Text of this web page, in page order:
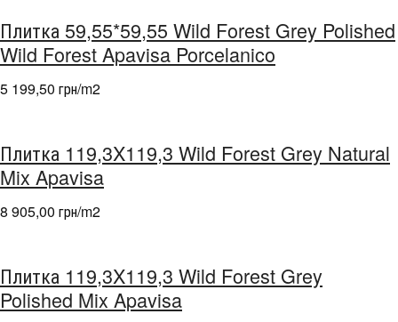
Плитка 59,55*59,55 Wild Forest Grey Polished
Wild Forest Apavisa Porcelanico
5 199,50 грн/m2
Плитка 119,3X119,3 Wild Forest Grey Natural
Mix Apavisa
8 905,00 грн/m2
Плитка 119,3X119,3 Wild Forest Grey
Polished Mix Apavisa